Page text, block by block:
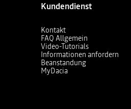
Kundendienst
Kontakt
FAQ Allgemein
Video-Tutorials
Informationen anfordern
Beanstandung
MyDacia